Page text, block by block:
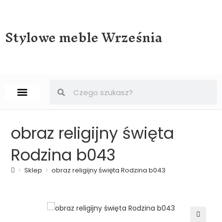
Stylowe meble Września
obraz religijny święta
Rodzina b043
> Sklep > obraz religijny święta Rodzina b043